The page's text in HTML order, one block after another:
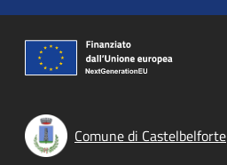
Comune di Castelbelforte